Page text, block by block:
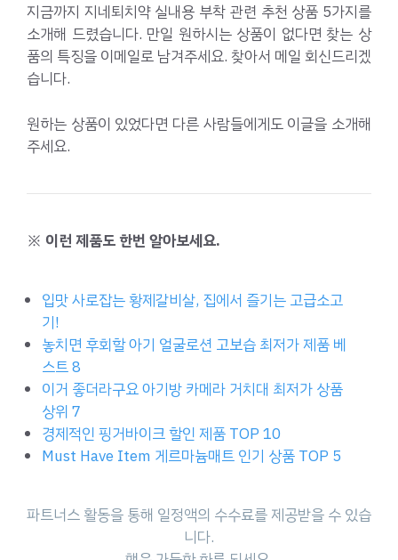
지금까지 지네퇴치약 실내용 부착 관련 추천 상품 5가지를
소개해 드렸습니다. 만일 원하시는 상품이 없다면 찾는 상
품의 특징을 이메일로 남겨주세요. 찾아서 메일 회신드리겠
습니다.
원하는 상품이 있었다면 다른 사람들에게도 이글을 소개해
주세요.
※ 이런 제품도 한번 알아보세요.
입맛 사로잡는 황제갈비살, 집에서 즐기는 고급소고
기!
놓치면 후회할 아기 얼굴로션 고보습 최저가 제품 베
스트 8
이거 좋더라구요 아기방 카메라 거치대 최저가 상품
상위 7
경제적인 핑거바이크 할인 제품 TOP 10
Must Have Item 게르마늄매트 인기 상품 TOP 5
파트너스 활동을 통해 일정액의 수수료를 제공받을 수 있습
니다.